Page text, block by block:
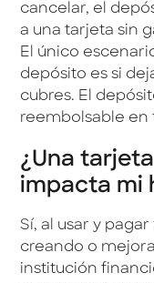
cancelar, el
a una tarjeta sin
El único
depósito es si
cubres. El
reembolsable
¿Una
impacta mi
Sí, al usar y
creando o
institución